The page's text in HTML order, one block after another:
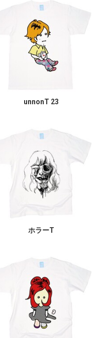
unnonT 23
ホラーT